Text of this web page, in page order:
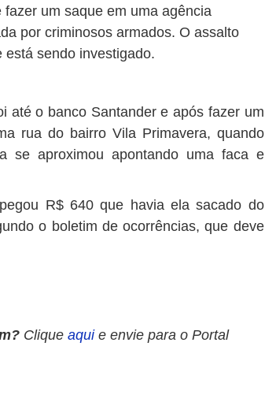
um saque em uma agência
por criminosos armados. O assalto
sendo investigado.
até o banco Santander e após fazer um
rua do bairro Vila Primavera, quando
se aproximou apontando uma faca e
R$ 640 que havia ela sacado do
o boletim de ocorrências, que deve
Clique aqui e envie para o Portal